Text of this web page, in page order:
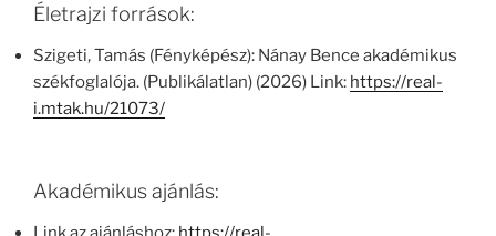
Életrajzi források:
Szigeti, Tamás (Fényképész): Nánay Bence akadémikus
székfoglalója. (Publikálatlan) (2026) Link: https://real-
i.mtak.hu/21073/
Akadémikus ajánlás: